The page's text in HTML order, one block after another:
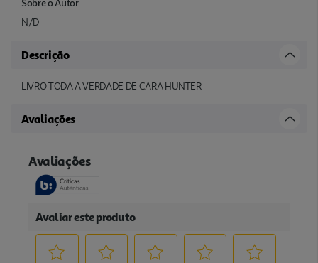
N/D
Descrição
LIVRO TODA A VERDADE DE CARA HUNTER
Avaliações